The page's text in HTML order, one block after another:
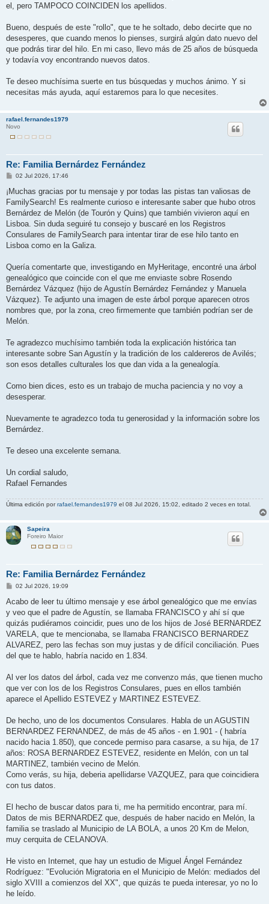
el, pero TAMPOCO COINCIDEN los apellidos.
Bueno, después de este "rollo", que te he soltado, debo decirte que no
desesperes, que cuando menos lo pienses, surgirá algún dato nuevo del
que podrás tirar del hilo. En mi caso, llevo más de 25 años de búsqueda
y todavía voy encontrando nuevos datos.
Te deseo muchísima suerte en tus búsquedas y muchos ánimo. Y si
necesitas más ayuda, aquí estaremos para lo que necesites.
rafael.fernandes1979
Novo
Re: Familia Bernárdez Fernández
M
n
a
j
02 Jul 2026, 17:46
¡Muchas gracias por tu mensaje y por todas las pistas tan valiosas de
FamilySearch! Es realmente curioso e interesante saber que hubo otros
Bernárdez de Melón (de Tourón y Quins) que también vivieron aquí en
Lisboa. Sin duda seguiré tu consejo y buscaré en los Registros
Consulares de FamilySearch para intentar tirar de ese hilo tanto en
Lisboa como en la Galiza.
Quería comentarte que, investigando en MyHeritage, encontré una árbol
genealógico que coincide con el que me enviaste sobre Rosendo
Bernárdez Vázquez (hijo de Agustín Bernárdez Fernández y Manuela
Vázquez). Te adjunto una imagen de este árbol porque aparecen otros
nombres que, por la zona, creo firmemente que también podrían ser de
Melón.
Te agradezco muchísimo también toda la explicación histórica tan
interesante sobre San Agustín y la tradición de los caldereros de Avilés;
son esos detalles culturales los que dan vida a la genealogía.
Como bien dices, esto es un trabajo de mucha paciencia y no voy a
desesperar.
Nuevamente te agradezco toda tu generosidad y la información sobre los
Bernárdez.
Te deseo una excelente semana.
Un cordial saludo,
Rafael Fernandes
Última edición porrafael.fernandes1979 el 08 Jul 2026, 15:02, editado 2 veces en total.
Sapeira
Foreiro Maior
Re: Familia Bernárdez Fernández
M
n
a
j
02 Jul 2026, 19:09
Acabo de leer tu último mensaje y ese árbol genealógico que me envías
y veo que el padre de Agustín, se llamaba FRANCISCO y ahí sí que
quizás pudiéramos coincidir, pues uno de los hijos de José BERNARDEZ
VARELA, que te mencionaba, se llamaba FRANCISCO BERNARDEZ
ALVAREZ, pero las fechas son muy justas y de difícil conciliación. Pues
del que te hablo, habría nacido en 1.834.
Al ver los datos del árbol, cada vez me convenzo más, que tienen mucho
que ver con los de los Registros Consulares, pues en ellos también
aparece el Apellido ESTEVEZ y MARTINEZ ESTEVEZ.
De hecho, uno de los documentos Consulares. Habla de un AGUSTIN
BERNARDEZ FERNANDEZ, de más de 45 años - en 1.901 - ( habría
nacido hacia 1.850), que concede permiso para casarse, a su hija, de 17
años: ROSA BERNARDEZ ESTEVEZ, residente en Melón, con un tal
MARTINEZ, también vecino de Melón.
Como verás, su hija, deberia apellidarse VAZQUEZ, para que coincidiera
con tus datos.
El hecho de buscar datos para ti, me ha permitido encontrar, para mí.
Datos de mis BERNARDEZ que, después de haber nacido en Melón, la
familia se traslado al Municipio de LA BOLA, a unos 20 Km de Melon,
muy cerquita de CELANOVA.
He visto en Internet, que hay un estudio de Miguel Ángel Fernández
Rodríguez: "Evolución Migratoria en el Municipio de Melón: mediados del
siglo XVIII a comienzos del XX", que quizás te pueda interesar, yo no lo
he leído.